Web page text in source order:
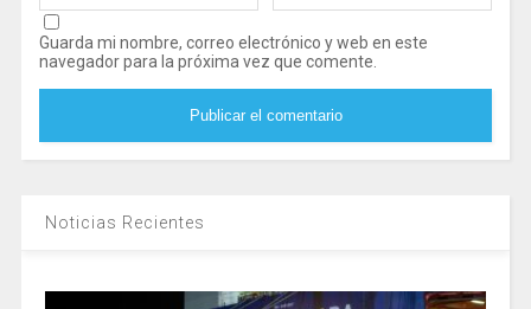
Guarda mi nombre, correo electrónico y web en este
navegador para la próxima vez que comente.
Noticias Recientes